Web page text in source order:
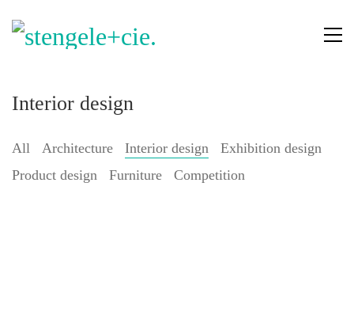
Interior design
All Architecture Interior design
Exhibition design
Product design
Furniture Competition